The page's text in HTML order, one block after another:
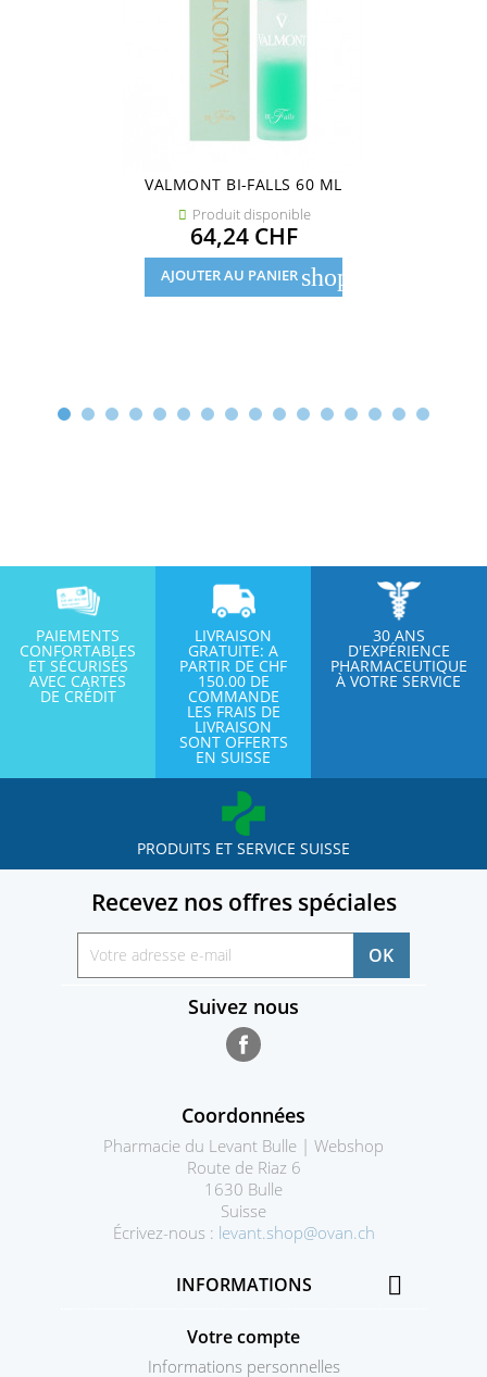
VALMONT BI-FALLS 60 ML
 Produit disponible
Prix
64,24 CHF
AJOUTER AU PANIER shopping_cart
PAIEMENTS
CONFORTABLES
ET SÉCURISÉS
AVEC CARTES
DE CRÉDIT
LIVRAISON
GRATUITE: A
PARTIR DE CHF
150.00 DE
COMMANDE
LES FRAIS DE
LIVRAISON
SONT OFFERTS
EN SUISSE
30 ANS
D'EXPÉRIENCE
PHARMACEUTIQUE
À VOTRE SERVICE
PRODUITS ET SERVICE SUISSE
Recevez nos offres spéciales
Suivez nous
Coordonnées
Pharmacie du Levant Bulle | Webshop
Route de Riaz 6
1630 Bulle
Suisse
Écrivez-nous : levant.shop@ovan.ch
INFORMATIONS 
Votre compte
Informations personnelles